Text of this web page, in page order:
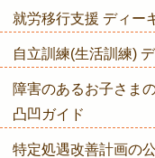
就労移行支援 ディー
自立訓練(生活訓練)
障害のあるお子さま
凸凹ガイド
特定処遇改善計画の